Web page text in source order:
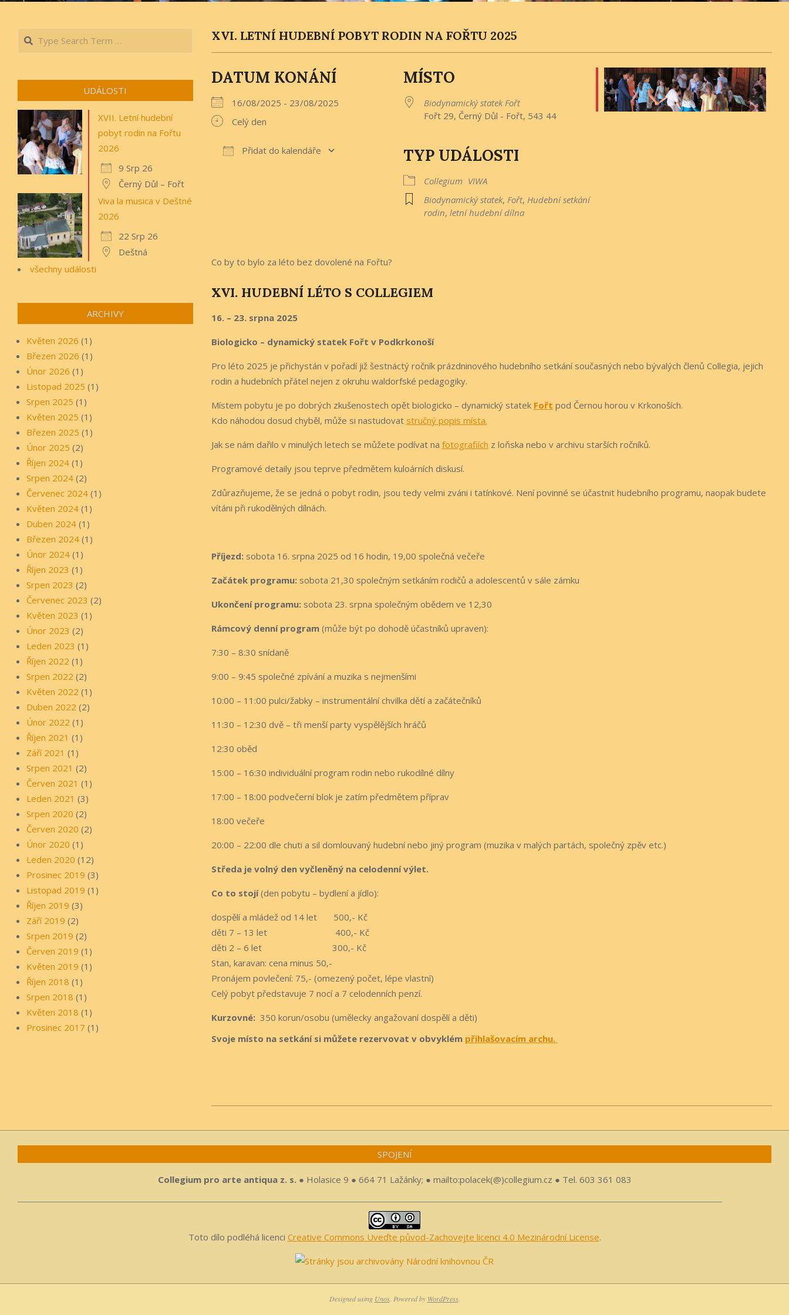
XVI. LETNÍ HUDEBNÍ POBYT RODIN NA FOŘTU 2025
DATUM KONÁNÍ
16/08/2025 - 23/08/2025
Celý den
Přidat do kalendáře
MÍSTO
Biodynamický statek Fořt
Fořt 29, Černý Důl - Fořt, 543 44
TYP UDÁLOSTI
Collegium VIWA
Biodynamický statek,Fořt,Hudební setkání
rodin,letní hudební dílna
Co by to bylo za léto bez dovolené na Fořtu?
XVI. HUDEBNÍ LÉTO S COLLEGIEM
16. – 23. srpna 2025
Biologicko – dynamický statek Fořt v Podkrkonoší
Pro léto 2025 je přichystán v pořadí již šestnáctý ročník prázdninového hudebního setkání současných nebo bývalých členů Collegia, jejich
rodin a hudebních přátel nejen z okruhu waldorfské pedagogiky.
Místem pobytu je po dobrých zkušenostech opět biologicko – dynamický statek Fořt pod Černou horou v Krkonoších.
Kdo náhodou dosud chyběl, může si nastudovat stručný popis místa.
Jak se nám dařilo v minulých letech se můžete podívat na fotografiích z loňska nebo v archivu starších ročníků.
Programové detaily jsou teprve předmětem kuloárních diskusí.
Zdůrazňujeme, že se jedná o pobyt rodin, jsou tedy velmi zváni i tatínkové. Není povinné se účastnit hudebního programu, naopak budete
vítáni při rukodělných dílnách.
Příjezd:sobota 16. srpna 2025 od 16 hodin, 19,00 společná večeře
Začátek programu:sobota 21,30 společným setkáním rodičů a adolescentů v sále zámku
Ukončení programu:sobota 23. srpna společným obědem ve 12,30
Rámcový denní program(může být po dohodě účastníků upraven):
7:30 – 8:30 snídaně
9:00 – 9:45 společné zpívání a muzika s nejmenšími
10:00 – 11:00 pulci/žabky – instrumentální chvilka dětí a začátečníků
11:30 – 12:30 dvě – tři menší party vyspělějších hráčů
12:30 oběd
15:00 – 16:30 individuální program rodin nebo rukodílné dílny
17:00 – 18:00 podvečerní blok je zatím předmětem příprav
18:00 večeře
20:00 – 22:00 dle chuti a sil domlouvaný hudební nebo jiný program (muzika v malých partách, společný zpěv etc.)
Středa je volný den vyčleněný na celodenní výlet.
Co to stojí(den pobytu – bydlení a jídlo):
dospělí a mládež od 14 let 500,- Kč
děti 7 – 13 let 400,- Kč
děti 2 – 6 let 300,- Kč
Stan, karavan: cena minus 50,-
Pronájem povlečení: 75,- (omezený počet, lépe vlastní)
Celý pobyt představuje 7 nocí a 7 celodenních penzí.
Kurzovné:350 korun/osobu (umělecky angažovaní dospělí a děti)
Svoje místo na setkání si můžete rezervovat v obvyklém přihlašovacím archu.
08-
16
Search
UDÁLOSTI
XVII. Letní hudební
pobyt rodin na Fořtu
2026
9 Srp 26
Černý Důl – Fořt
Viva la musica v Deštné
2026
22 Srp 26
Deštná
všechny události
ARCHIVY
Květen 2026 (1)
Březen 2026 (1)
Únor 2026 (1)
Listopad 2025 (1)
Srpen 2025 (1)
Květen 2025 (1)
Březen 2025 (1)
Únor 2025 (2)
Říjen 2024 (1)
Srpen 2024 (2)
Červenec 2024 (1)
Květen 2024 (1)
Duben 2024 (1)
Březen 2024 (1)
Únor 2024 (1)
Říjen 2023 (1)
Srpen 2023 (2)
Červenec 2023 (2)
Květen 2023 (1)
Únor 2023 (2)
Leden 2023 (1)
Říjen 2022 (1)
Srpen 2022 (2)
Květen 2022 (1)
Duben 2022 (2)
Únor 2022 (1)
Říjen 2021 (1)
Září 2021 (1)
Srpen 2021 (2)
Červen 2021 (1)
Leden 2021 (3)
Srpen 2020 (2)
Červen 2020 (2)
Únor 2020 (1)
Leden 2020 (12)
Prosinec 2019 (3)
Listopad 2019 (1)
Říjen 2019 (3)
Září 2019 (2)
Srpen 2019 (2)
Červen 2019 (1)
Květen 2019 (1)
Říjen 2018 (1)
Srpen 2018 (1)
Květen 2018 (1)
Prosinec 2017 (1)
SPOJENÍ
Collegium pro arte antiqua z. s. ● Holasice 9 ● 664 71 Lažánky; ● mailto:polacek(@)collegium.cz ● Tel. 603 361 083
Toto dílo podléhá licenci Creative Commons Uveďte původ-Zachovejte licenci 4.0 Mezinárodní License.
Designed using Unos. Powered by WordPress.